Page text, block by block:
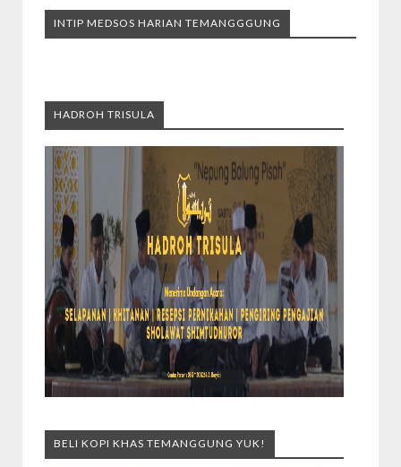
INTIP MEDSOS HARIAN TEMANGGGUNG
HADROH TRISULA
BELI KOPI KHAS TEMANGGUNG YUK!